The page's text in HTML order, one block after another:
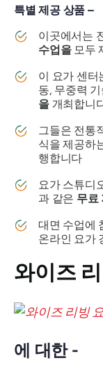
특별 제공 상품 –
이곳에서는
수업을모두
이 요가 센터
동, 무중력
을개최합니
그들은 전통
식을 제공하
행합니다
요가 스튜디
과 같은 무료
대면 수업에
온라인 요가
와이즈
에 대한 -